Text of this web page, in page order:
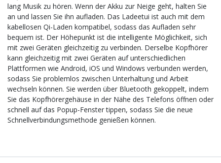
lang Musik zu hören. Wenn der Akku zur Neige geht, halten Sie
an und lassen Sie ihn aufladen. Das Ladeetui ist auch mit dem
kabellosen Qi-Laden kompatibel, sodass das Aufladen sehr
bequem ist. Der Höhepunkt ist die intelligente Möglichkeit, sich
mit zwei Geräten gleichzeitig zu verbinden. Derselbe Kopfhörer
kann gleichzeitig mit zwei Geräten auf unterschiedlichen
Plattformen wie Android, iOS und Windows verbunden werden,
sodass Sie problemlos zwischen Unterhaltung und Arbeit
wechseln können. Sie werden über Bluetooth gekoppelt, indem
Sie das Kopfhörergehäuse in der Nähe des Telefons öffnen oder
schnell auf das Popup-Fenster tippen, sodass Sie die neue
Schnellverbindungsmethode genießen können.